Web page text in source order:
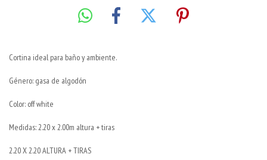
Cortina ideal para baño y ambiente.
Género: gasa de algodón
Color: off white
Medidas: 2.20 x 2.00m altura + tiras
2.20 X 2.20 ALTURA + TIRAS